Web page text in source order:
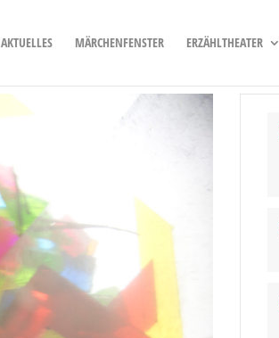
AKTUELLES MÄRCHENFENSTER ERZÄHLTHEATER